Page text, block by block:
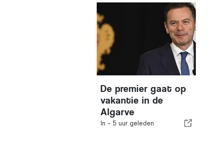
De premier gaat op
vakantie in de
Algarve
In -5 uur geleden